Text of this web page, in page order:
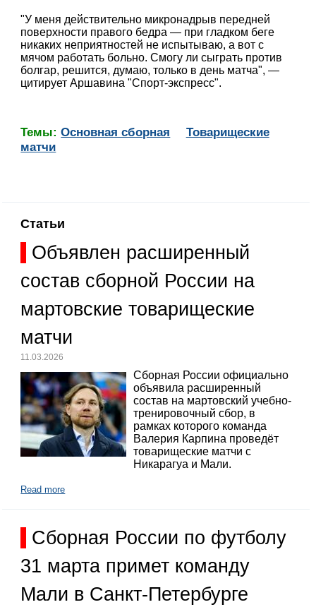
"У меня действительно микронадрыв передней
поверхности правого бедра — при гладком беге
никаких неприятностей не испытываю, а вот с
мячом работать больно. Смогу ли сыграть против
болгар, решится, думаю, только в день матча", —
цитирует Аршавина "Спорт-экспресс".
Темы:Основная сборная
Товарищеские
матчи
Статьи
Объявлен расширенный
состав сборной России на
мартовские товарищеские
матчи
11.03.2026
Сборная России официально
объявила расширенный
состав на мартовский учебно-
тренировочный сбор, в
рамках которого команда
Валерия Карпина проведёт
товарищеские матчи с
Никарагуа и Мали.
Read more
Сборная России по футболу
31 марта примет команду
Мали в Санкт-Петербурге